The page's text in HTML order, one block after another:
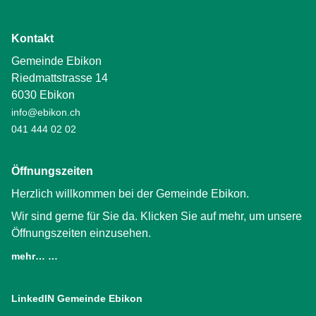
Kontakt
Gemeinde Ebikon
Riedmattstrasse 14
6030 Ebikon
info@ebikon.ch
041 444 02 02
Öffnungszeiten
Herzlich willkommen bei der Gemeinde Ebikon.
Wir sind gerne für Sie da. Klicken Sie auf mehr, um unsere
Öffnungszeiten einzusehen.
mehr… …
LinkedIN Gemeinde Ebikon